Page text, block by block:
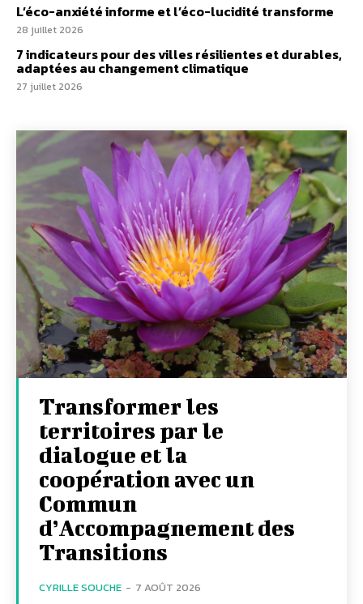
L’éco-anxiété informe et l’éco-lucidité transforme
28 juillet 2026
7 indicateurs pour des villes résilientes et durables,
adaptées au changement climatique
27 juillet 2026
Transformer les
territoires par le
dialogue et la
coopération avec un
Commun
d’Accompagnement des
Transitions
CYRILLE SOUCHE - 7 AOÛT 2026